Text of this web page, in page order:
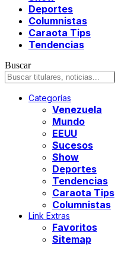
Deportes
Columnistas
Caraota Tips
Tendencias
Buscar
Categorías
Venezuela
Mundo
EEUU
Sucesos
Show
Deportes
Tendencias
Caraota Tips
Columnistas
Link Extras
Favoritos
Sitemap